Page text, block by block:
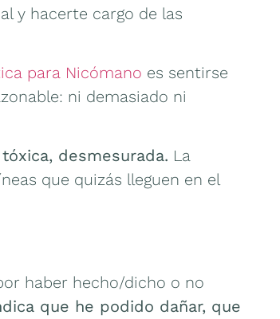
y hacerte cargo de las
para Nicómano es sentirse
ni demasiado ni
desmesurada. La
que quizás lleguen en el
haber hecho/dicho o no
que he podido dañar, que